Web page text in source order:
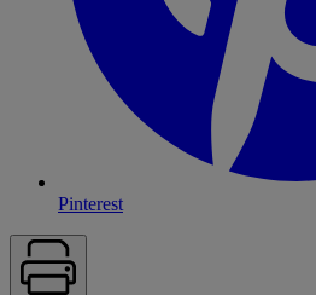
Pinterest